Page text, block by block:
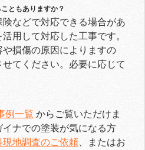
ともありますか？
などで対応できる場合があ
用して対応した工事です。
損傷の原因によりますの
てください。必要に応じて
例一覧 からご覧いただけま
ナでの塗装が気になる方
地調査のご依頼、またはお